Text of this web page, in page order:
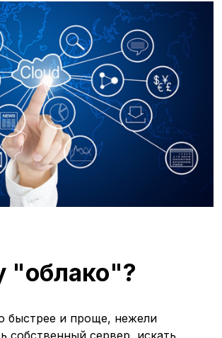
"облако"?
быстрее и проще, нежели